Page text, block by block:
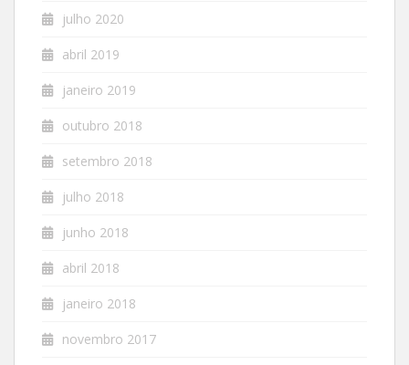
julho 2020
abril 2019
janeiro 2019
outubro 2018
setembro 2018
julho 2018
junho 2018
abril 2018
janeiro 2018
novembro 2017